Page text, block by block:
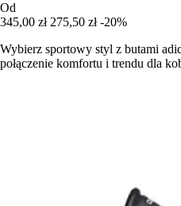
Od
345,00 zł 275,50 zł -20%
Wybierz sportowy styl z butami
połączenie komfortu i trendu dla